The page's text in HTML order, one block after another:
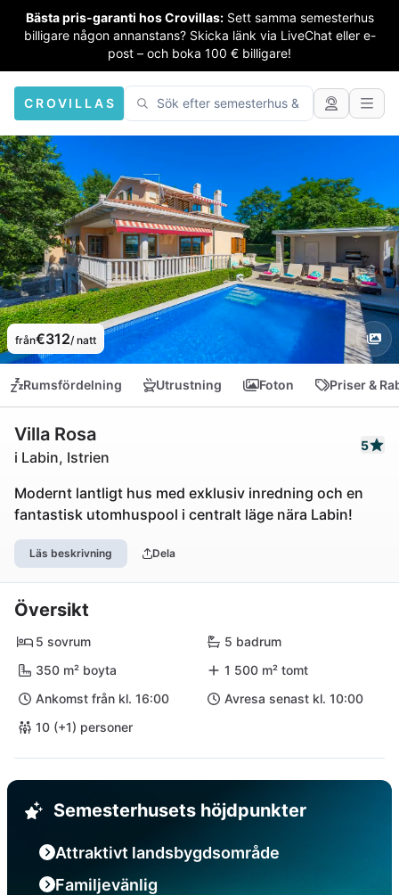
Bästa pris-garanti hos Crovillas: Sett samma semesterhus
billigare någon annanstans? Skicka länk via LiveChat eller e-
post – och boka 100 € billigare!
CROVILLAS
från€312/ natt
Rumsfördelning Utrustning Foton Priser &
Villa Rosa
i Labin, Istrien
5
Modernt lantligt hus med exklusiv inredning och en
fantastisk utomhuspool i centralt läge nära Labin!
Läs beskrivning Dela
Översikt
5 sovrum
5 badrum
350 m² boyta
1 500 m² tomt
Ankomst från kl. 16:00
Avresa senast kl. 10:00
10 (+1) personer
Semesterhusets höjdpunkter
Attraktivt landsbygdsområde
Familjevänlig